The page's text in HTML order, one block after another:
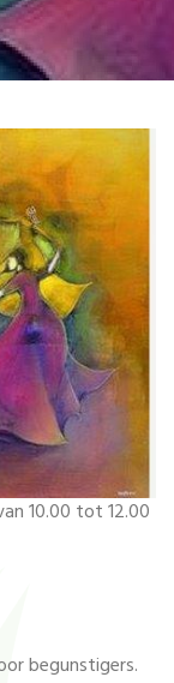
10.00 tot 12.00
begunstigers.